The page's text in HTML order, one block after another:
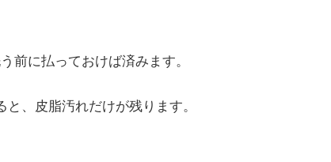
前に払っておけば済みます。
、皮脂汚れだけが残ります。